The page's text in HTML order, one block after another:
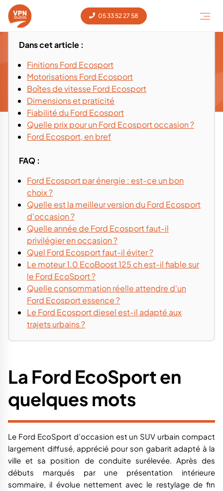
05 33 52 27 58
Guide d'achat et conseils - Ford EcoSport
occasion
Voiture occasion Ford EcoSport‹ Guide d'achat EcoSport
Dans cet article :
Finitions Ford Ecosport
Motorisations Ford Ecosport
Boîtes de vitesse Ford Ecosport
Dimensions et praticité
Fiabilité du Ford Ecosport
Quelle prix pour un Ford Ecosport occasion ?
Ford Ecosport, en bref
FAQ :
Ford Ecosport par énergie : est-ce un bon
choix ?
Quelle est la meilleur version du Ford Ecosport
d'occasion ?
Quelle année de Ford Ecosport faut-il
privilégier en occasion ?
Quel Ford Ecosport faut-il éviter ?
Le moteur 1.0 EcoBoost 125 ch est-il fiable sur
le Ford EcoSport ?
Quelle consommation réelle attendre d'un
Ford Ecosport essence ?
Le Ford Ecosport diesel est-il adapté aux
trajets urbains ?
La Ford EcoSport en
quelques mots
Le Ford EcoSport d’occasion est un SUV urbain compact
largement diffusé, apprécié pour son gabarit adapté à la
ville et sa position de conduite surélevée. Après des
débuts marqués par une présentation intérieure
sommaire, il évolue nettement avec le restylage de fin